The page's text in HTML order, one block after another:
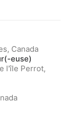
Canada
euse)
l'île Perrot,